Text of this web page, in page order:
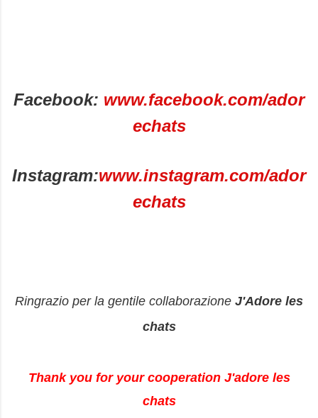
Facebook: www.facebook.com/ador
echats
Instagram:www.instagram.com/ador
echats
Ringrazio per la gentile collaborazione J'Adore les
chats
Thank you for your cooperation J'adore les
chats